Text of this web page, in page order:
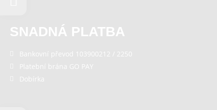
SNADNÁ PLATBA
Bankovní převod 103900212 / 2250
Platební brána GO PAY
Dobírka